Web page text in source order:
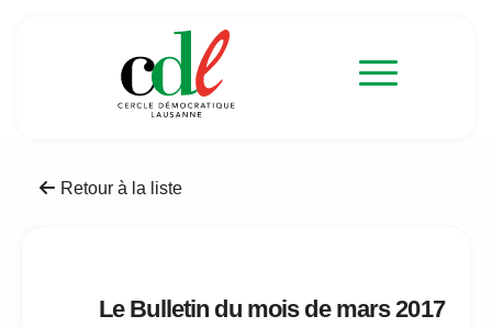
Retour à la liste
Le Bulletin du mois de mars 2017